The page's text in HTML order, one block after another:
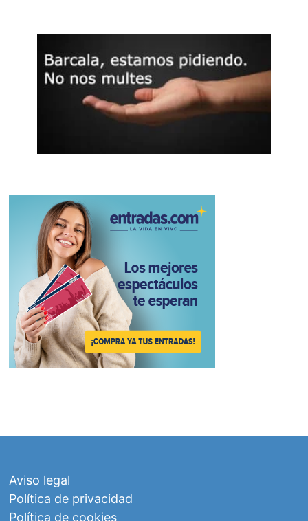
Aviso legal
Política de privacidad
Política de cookies